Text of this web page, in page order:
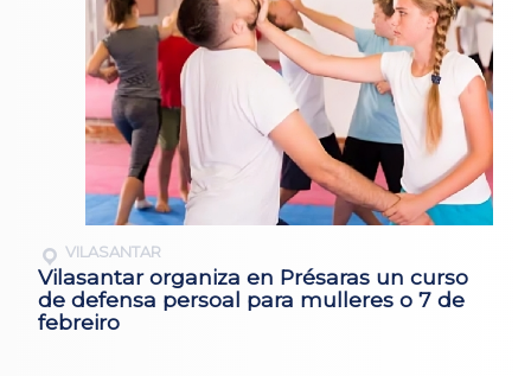
VILASANTAR
Vilasantar organiza en Présaras un curso
de defensa persoal para mulleres o 7 de
febreiro